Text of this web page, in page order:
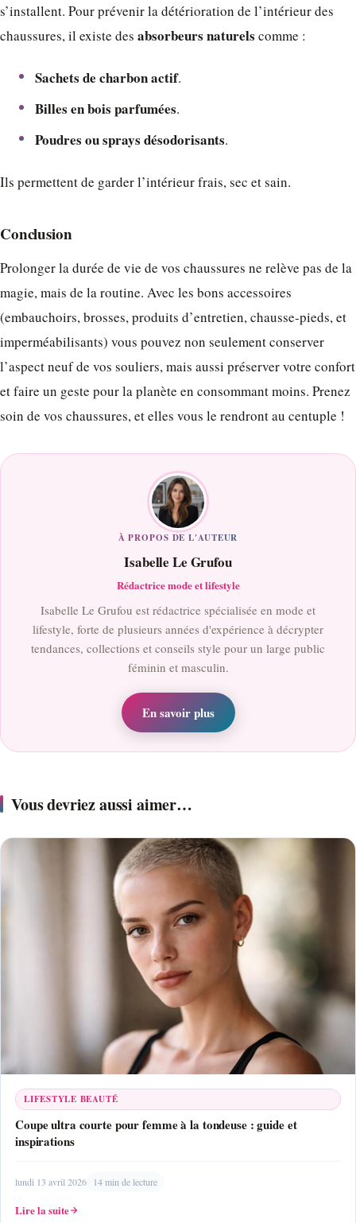
s’installent. Pour prévenir la détérioration de l’intérieur des
chaussures, il existe des absorbeurs naturels comme :
Sachets de charbon actif.
Billes en bois parfumées.
Poudres ou sprays désodorisants.
Ils permettent de garder l’intérieur frais, sec et sain.
Conclusion
Prolonger la durée de vie de vos chaussures ne relève pas de la
magie, mais de la routine. Avec les bons accessoires
(embauchoirs, brosses, produits d’entretien, chausse-pieds, et
imperméabilisants) vous pouvez non seulement conserver
l’aspect neuf de vos souliers, mais aussi préserver votre confort
et faire un geste pour la planète en consommant moins. Prenez
soin de vos chaussures, et elles vous le rendront au centuple !
À PROPOS DE L'AUTEUR
Isabelle Le Grufou
Rédactrice mode et lifestyle
Isabelle Le Grufou est rédactrice spécialisée en mode et
lifestyle, forte de plusieurs années d'expérience à décrypter
tendances, collections et conseils style pour un large public
féminin et masculin.
En savoir plus
Vous devriez aussi aimer…
LIFESTYLE BEAUTÉ
Coupe ultra courte pour femme à la tondeuse : guide et
inspirations
lundi 13 avril 2026 14 min de lecture
Lire la suite